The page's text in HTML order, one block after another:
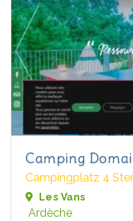
Camping
Campingplatz 4
Les Vans
Ardèche